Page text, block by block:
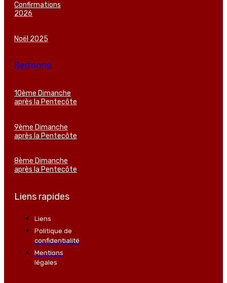
Confirmations
2026
Noël 2025
Sermons
10ème Dimanche
après la Pentecôte
9ème Dimanche
après la Pentecôte
8ème Dimanche
après la Pentecôte
Liens rapides
Liens
Politique de
confidentialité
Mentions
légales